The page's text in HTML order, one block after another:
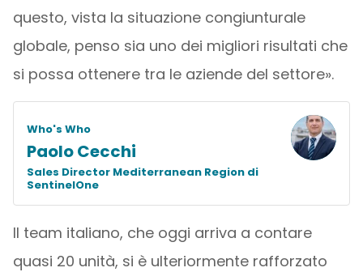
questo, vista la situazione congiunturale
globale, penso sia uno dei migliori risultati che
si possa ottenere tra le aziende del settore».
Who's Who
Paolo Cecchi
Sales Director Mediterranean Region di
SentinelOne
Il team italiano, che oggi arriva a contare
quasi 20 unità, si è ulteriormente rafforzato